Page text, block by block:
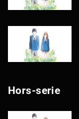
Hors-serie